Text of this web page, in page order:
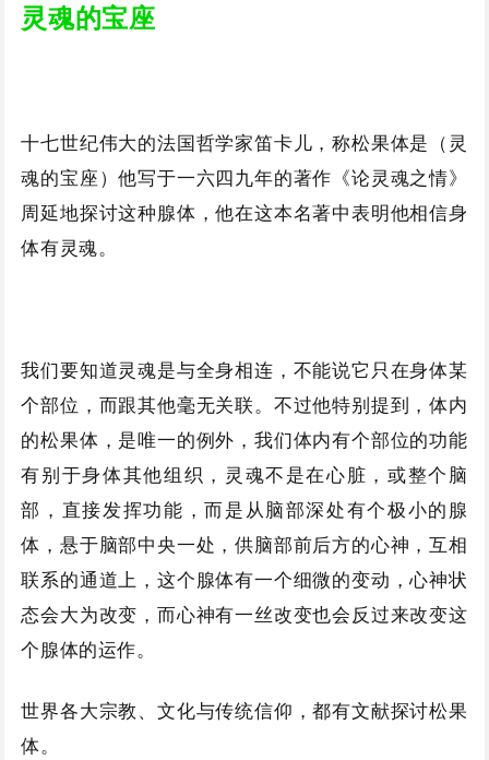
灵魂的宝座
十七世纪伟大的法国哲学家笛卡儿，称松果体是（灵
魂的宝座）他写于一六四九年的著作《论灵魂之情》
周延地探讨这种腺体，他在这本名著中表明他相信身
体有灵魂。
我们要知道灵魂是与全身相连，不能说它只在身体某
个部位，而跟其他毫无关联。不过他特别提到，体内
的松果体，是唯一的例外，我们体内有个部位的功能
有别于身体其他组织，灵魂不是在心脏，或整个脑
部，直接发挥功能，而是从脑部深处有个极小的腺
体，悬于脑部中央一处，供脑部前后方的心神，互相
联系的通道上，这个腺体有一个细微的变动，心神状
态会大为改变，而心神有一丝改变也会反过来改变这
个腺体的运作。
世界各大宗教、文化与传统信仰，都有文献探讨松果
体。